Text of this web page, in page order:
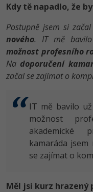
Kdy tě napadlo, že
Postupně jsem si
nového. IT mě
možnost profesního
Na doporučení
začal se zajímat o
IT mě bavilo
možnost
akademické
kamaráda
se zajímat o
Měl jsi kurz hrazený